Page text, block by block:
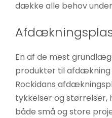
dække alle behov
En af de mest
produkter til
Rockidans
tykkelser og størrelser,
både små og store